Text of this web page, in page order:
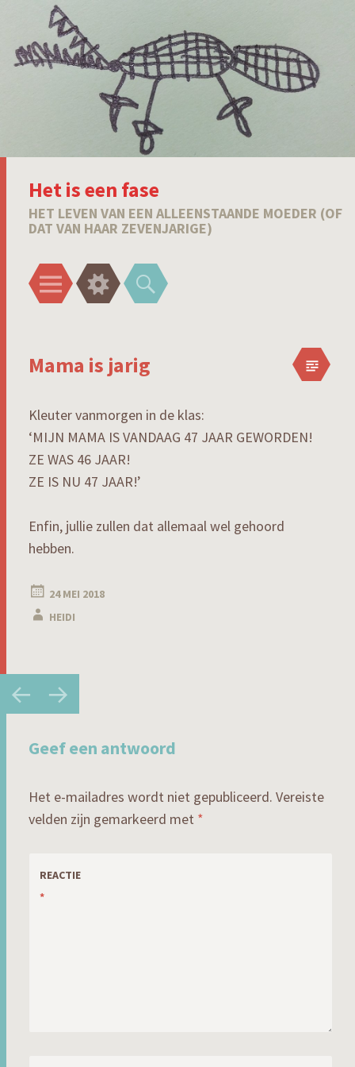
Het is een fase
HET LEVEN VAN EEN ALLEENSTAANDE MOEDER (OF
DAT VAN HAAR ZEVENJARIGE)
Menu Widgets Zoeken
Mama is jarig
Kleuter vanmorgen in de klas:
‘MIJN MAMA IS VANDAAG 47 JAAR GEWORDEN!
ZE WAS 46 JAAR!
ZE IS NU 47 JAAR!’
Enfin, jullie zullen dat allemaal wel gehoord
hebben.
24 MEI 2018
HEIDI
Berichtnavigatie
Geef een antwoord
Het e-mailadres wordt niet gepubliceerd. Vereiste
velden zijn gemarkeerd met *
REACTIE
*